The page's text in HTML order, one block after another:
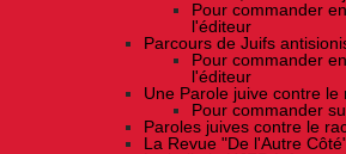
Pour commander
l'éditeur
Parcours de Juifs
Pour commander
l'éditeur
Une Parole juive contre
Pour commander
Paroles juives contre le
La Revue "De l'Autre